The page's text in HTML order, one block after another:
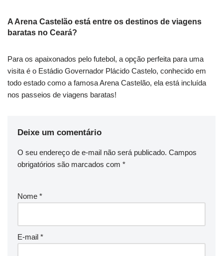
A Arena Castelão está entre os destinos de viagens
baratas no Ceará?
Para os apaixonados pelo futebol, a opção perfeita para uma
visita é o Estádio Governador Plácido Castelo, conhecido em
todo estado como a famosa Arena Castelão, ela está incluída
nos passeios de viagens baratas!
Deixe um comentário
O seu endereço de e-mail não será publicado. Campos
obrigatórios são marcados com *
Nome *
E-mail *